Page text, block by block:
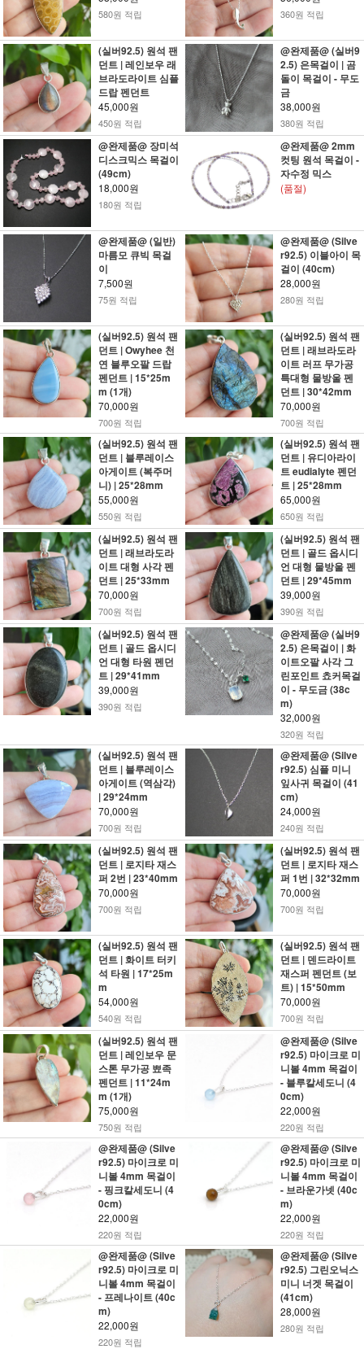
580원 적립 360원 적립
(실버92.5) 원석 팬
던트 | 레인보우 래
브라도라이트 심플
드랍 펜던트
45,000원
450원 적립
@완제품@ (실버9
2.5) 은목걸이 | 곰
돌이 목걸이 - 무도
금
38,000원
380원 적립
@완제품@ 장미석
디스크믹스 목걸이
(49cm)
18,000원
180원 적립
@완제품@ 2mm
컷팅 원석 목걸이 -
자수정 믹스
(품절)
@완제품@ (일반)
마름모 큐빅 목걸
이
7,500원
75원 적립
@완제품@ (Silve
r92.5) 이블아이 목
걸이 (40cm)
28,000원
280원 적립
(실버92.5) 원석 팬
던트 | Owyhee 천
연 블루오팔 드랍
펜던트 | 15*25m
m (1개)
70,000원
700원 적립
(실버92.5) 원석 팬
던트 | 래브라도라
이트 러프 무가공
특대형 물방울 펜
던트 | 30*42mm
70,000원
700원 적립
(실버92.5) 원석 팬
던트 | 블루레이스
아게이트 (복주머
니) | 25*28mm
55,000원
550원 적립
(실버92.5) 원석 팬
던트 | 유디아라이
트 eudialyte 펜던
트 | 25*28mm
65,000원
650원 적립
(실버92.5) 원석 팬
던트 | 래브라도라
이트 대형 사각 펜
던트 | 25*33mm
70,000원
700원 적립
(실버92.5) 원석 팬
던트 | 골드 옵시디
언 대형 물방울 펜
던트 | 29*45mm
39,000원
390원 적립
(실버92.5) 원석 팬
던트 | 골드 옵시디
언 대형 타원 펜던
트 | 29*41mm
39,000원
390원 적립
@완제품@ (실버9
2.5) 은목걸이 | 화
이트오팔 사각 그
린포인트 쵸커목걸
이 - 무도금 (38c
m)
32,000원
320원 적립
(실버92.5) 원석 팬
던트 | 블루레이스
아게이트 (역삼각)
| 29*24mm
70,000원
700원 적립
@완제품@ (Silve
r92.5) 심플 미니
잎사귀 목걸이 (41
cm)
24,000원
240원 적립
(실버92.5) 원석 팬
던트 | 로지타 재스
퍼 2번 | 23*40mm
70,000원
700원 적립
(실버92.5) 원석 팬
던트 | 로지타 재스
퍼 1번 | 32*32mm
70,000원
700원 적립
(실버92.5) 원석 팬
던트 | 화이트 터키
석 타원 | 17*25m
m
54,000원
540원 적립
(실버92.5) 원석 팬
던트 | 덴드라이트
재스퍼 펜던트 (보
트) | 15*50mm
70,000원
700원 적립
(실버92.5) 원석 팬
던트 | 레인보우 문
스톤 무가공 뾰족
펜던트 | 11*24m
m (1개)
75,000원
750원 적립
@완제품@ (Silve
r92.5) 마이크로 미
니볼 4mm 목걸이
- 블루칼세도니 (4
0cm)
22,000원
220원 적립
@완제품@ (Silve
r92.5) 마이크로 미
니볼 4mm 목걸이
- 핑크칼세도니 (4
0cm)
22,000원
220원 적립
@완제품@ (Silve
r92.5) 마이크로 미
니볼 4mm 목걸이
- 브라운가넷 (40c
m)
22,000원
220원 적립
@완제품@ (Silve
r92.5) 마이크로 미
니볼 4mm 목걸이
- 프레나이트 (40c
m)
22,000원
220원 적립
@완제품@ (Silve
r92.5) 그린오닉스
미니 너겟 목걸이
(41cm)
28,000원
280원 적립